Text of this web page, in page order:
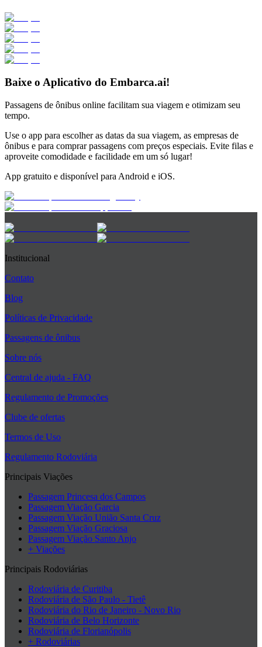
Baixe o Aplicativo do Embarca.ai!
Passagens de ônibus online facilitam sua viagem e otimizam seu
tempo.
Use o app para escolher as datas da sua viagem, as empresas de
ônibus e para comprar passagens com preços especiais. Evite filas e
aproveite comodidade e facilidade em um só lugar!
App gratuito e disponível para Android e iOS.
Institucional
Contato
Blog
Políticas de Privacidade
Passagens de ônibus
Sobre nós
Central de ajuda - FAQ
Regulamento de Promoções
Clube de ofertas
Termos de Uso
Regulamento Rodoviária
Principais Viações
Passagem Princesa dos Campos
Passagem Viação Garcia
Passagem Viação União Santa Cruz
Passagem Viação Graciosa
Passagem Viação Santo Anjo
+ Viações
Principais Rodoviárias
Rodoviária de Curitiba
Rodoviária de São Paulo - Tietê
Rodoviária do Rio de Janeiro - Novo Rio
Rodoviária de Belo Horizonte
Rodoviária de Florianópolis
+ Rodoviárias